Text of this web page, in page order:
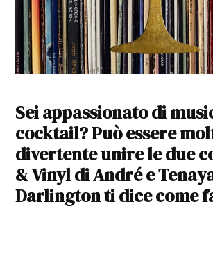
Sei appassionato di
cocktail? Può essere
divertente unire le due
& Vinyl di André e
Darlington ti dice come